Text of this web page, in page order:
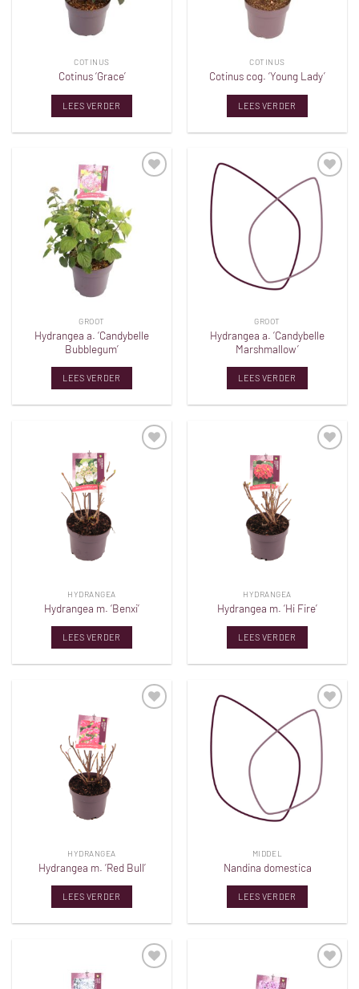
COTINUS
Cotinus ‘Grace’
LEES VERDER
COTINUS
Cotinus cog. ‘Young Lady’
LEES VERDER
verlanglijst
GROOT
Hydrangea a. ‘Candybelle
Bubblegum’
LEES VERDER
Toevoegen
aan
verlanglijst
GROOT
Hydrangea a. ‘Candybelle
Marshmallow’
LEES VERDER
HYDRANGEA
Hydrangea m. ‘Benxi’
LEES VERDER
HYDRANGEA
Hydrangea m. ‘Hi Fire’
LEES VERDER
HYDRANGEA
Hydrangea m. ‘Red Bull’
LEES VERDER
Toevoegen
aan
verlanglijst
MIDDEL
Nandina domestica
LEES VERDER